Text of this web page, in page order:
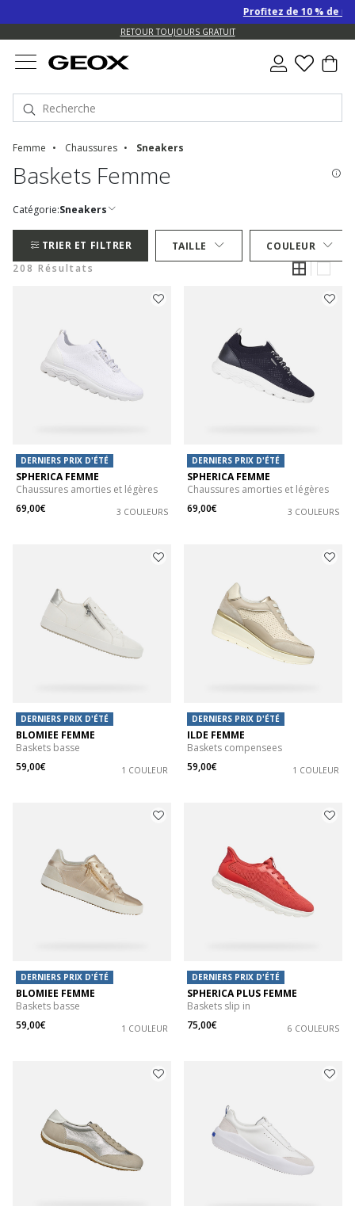
Profitez de 10 % de remise
RETOUR TOUJOURS GRATUIT
Femme Chaussures Sneakers
Baskets Femme
Catégorie:Sneakers
TRIER ET FILTRER TAILLE
COULEUR
208 Résultats
DERNIERS PRIX D'ÉTÉ
SPHERICA FEMME
Chaussures amorties et légères
69,00€
3 COULEURS
DERNIERS PRIX D'ÉTÉ
SPHERICA FEMME
Chaussures amorties et légères
69,00€
3 COULEURS
DERNIERS PRIX D'ÉTÉ
BLOMIEE FEMME
Baskets basse
59,00€
1 COULEUR
DERNIERS PRIX D'ÉTÉ
ILDE FEMME
Baskets compensees
59,00€
1 COULEUR
DERNIERS PRIX D'ÉTÉ
BLOMIEE FEMME
Baskets basse
59,00€
1 COULEUR
DERNIERS PRIX D'ÉTÉ
SPHERICA PLUS FEMME
Baskets slip in
75,00€
6 COULEURS